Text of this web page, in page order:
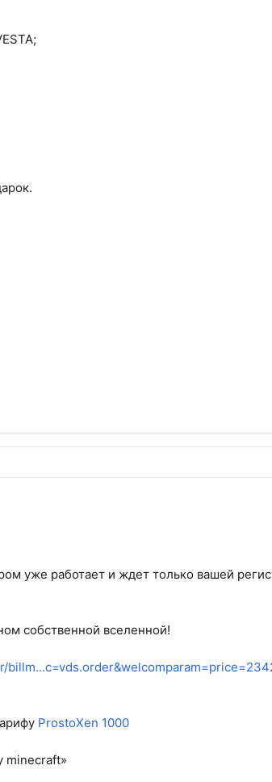
уже работает и ждет только вашей
собственной вселенной!
ProstoXen 1000
minecraft»